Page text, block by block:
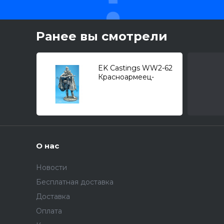
Ранее вы смотрели
EK Castings WW2-62
Красноармеец-
О нас
Новости
Бесплатная доставка
Доставка
Оплата